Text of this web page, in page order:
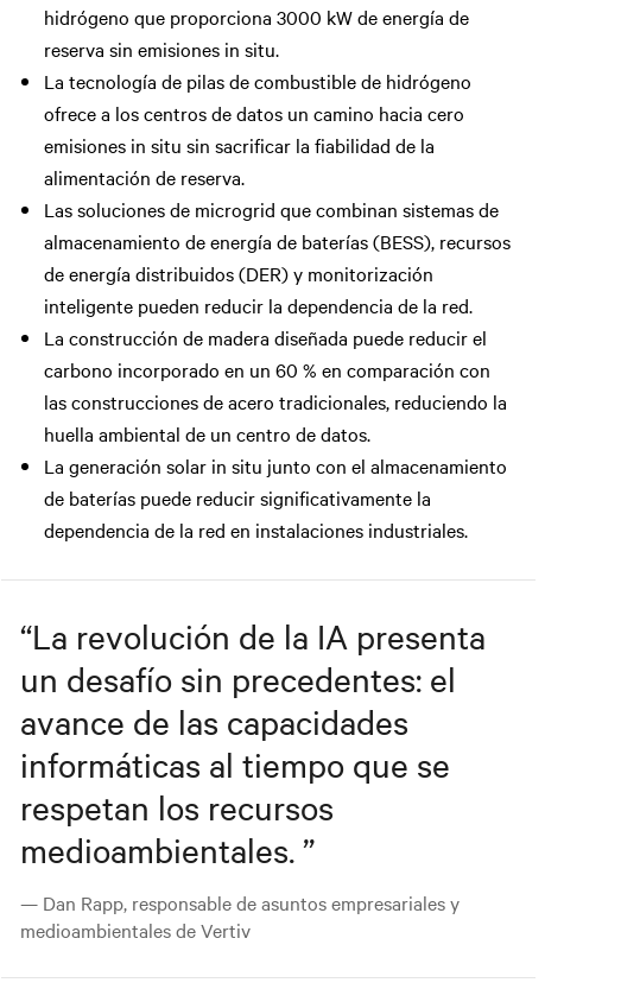
hidrógeno que proporciona 3000 kW de energía de
reserva sin emisiones in situ.
La tecnología de pilas de combustible de hidrógeno
ofrece a los centros de datos un camino hacia cero
emisiones in situ sin sacrificar la fiabilidad de la
alimentación de reserva.
Las soluciones de microgrid que combinan sistemas de
almacenamiento de energía de baterías (BESS), recursos
de energía distribuidos (DER) y monitorización
inteligente pueden reducir la dependencia de la red.
La construcción de madera diseñada puede reducir el
carbono incorporado en un 60 % en comparación con
las construcciones de acero tradicionales, reduciendo la
huella ambiental de un centro de datos.
La generación solar in situ junto con el almacenamiento
de baterías puede reducir significativamente la
dependencia de la red en instalaciones industriales.
“La revolución de la IA presenta
un desafío sin precedentes: el
avance de las capacidades
informáticas al tiempo que se
respetan los recursos
medioambientales. ”
— Dan Rapp, responsable de asuntos empresariales y
medioambientales de Vertiv